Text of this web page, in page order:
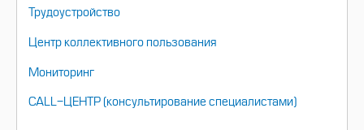
Трудоустройство
Центр коллективного пользования
Мониторинг
CALL-ЦЕНТР (консультирование специалистами)